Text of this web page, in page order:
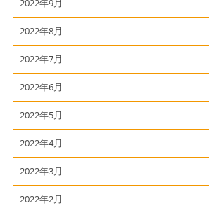
2022年9月
2022年8月
2022年7月
2022年6月
2022年5月
2022年4月
2022年3月
2022年2月